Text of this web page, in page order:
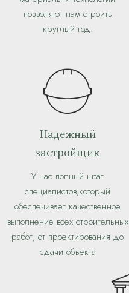
позволяют нам строить
круглый год.
Надежный
застройщик
У нас полный штат
специалистов,который
обеспечивает качественное
выполнение всех строительных
работ, от проектирования до
сдачи объекта